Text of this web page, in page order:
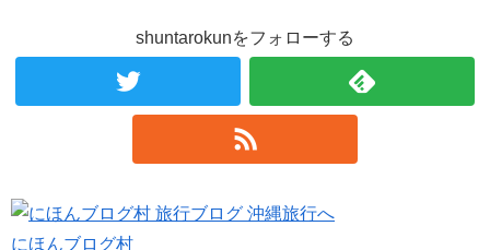
shuntarokunをフォローする
にほんブログ村